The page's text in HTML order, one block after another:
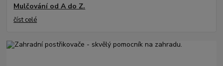
Mulčování od A do Z.
číst celé